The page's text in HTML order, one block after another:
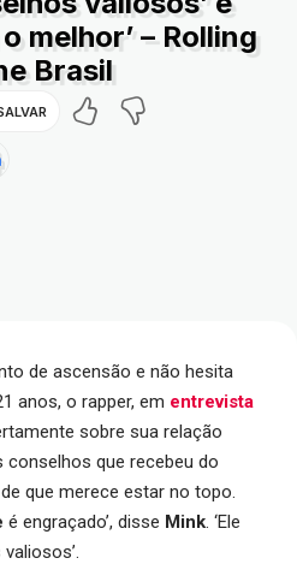
melhor’ – Rolling
Brasil
de ascensão e não hesita
anos, o rapper, em entrevista
sobre sua relação
que recebeu do
que merece estar no topo.
é engraçado’, disse Mink. ‘Ele